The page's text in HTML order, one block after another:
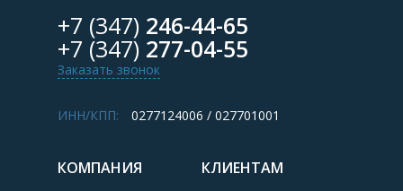
+7 (347) 246-44-65
+7 (347) 277-04-55
Заказать звонок
ИНН/КПП: 0277124006 / 027701001
КОМПАНИЯ КЛИЕНТАМ